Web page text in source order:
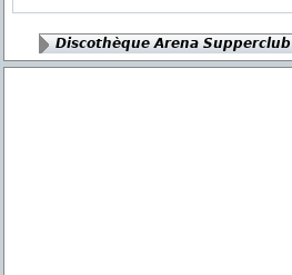
Discothèque Arena Supperclub